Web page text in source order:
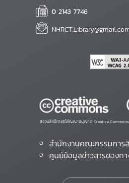
0 2143 7746
สงวนสิทธิ์ภายใต้สัญญาอนุญาต Creative
สำนักงานคณะกรรมกา
ศูนย์ข้อมูลข่าวสารของทา